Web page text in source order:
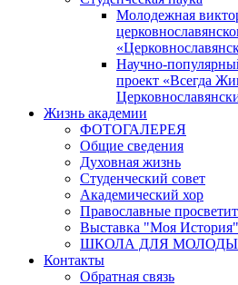
Молодежная
Научно-
проект «Всегда
Жизнь академии
ФОТОГАЛЕРЕЯ
Общие сведения
Духовная жизнь
Студенческий совет
Академический хор
Православные
Выставка "Моя История"
ШКОЛА ДЛЯ
Контакты
Обратная связь